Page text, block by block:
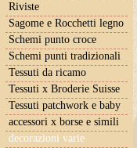
Riviste
Sagome e Rocchetti legno
Schemi punto croce
Schemi punti tradizionali
Tessuti da ricamo
Tessuti x Broderie Suisse
Tessuti patchwork e baby
accessori x borse e simili
decorazioni varie